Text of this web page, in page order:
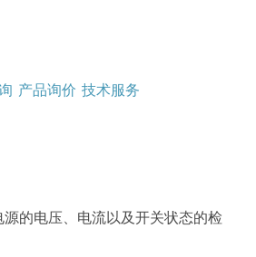
产品询价 技术服务
的电压、电流以及开关状态的检